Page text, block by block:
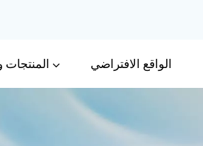
المنتجات الواقع الافتراضي